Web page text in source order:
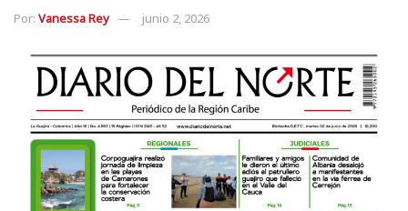
Por: Vanessa Rey junio 2, 2026